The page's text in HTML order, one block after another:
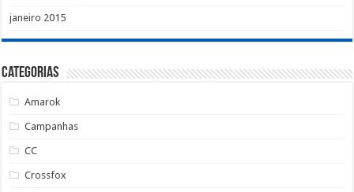
janeiro 2015
Categorias
Amarok
Campanhas
CC
Crossfox